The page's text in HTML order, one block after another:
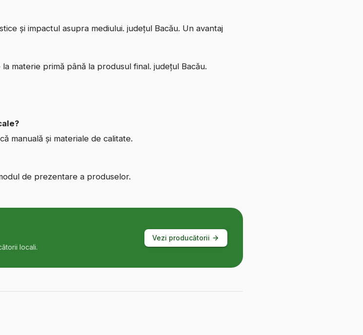
și impactul asupra mediului. județul Bacău. Un avantaj
materie primă până la produsul final. județul Bacău.
manuală și materiale de calitate.
de prezentare a produselor.
locali.
Vezi producătorii